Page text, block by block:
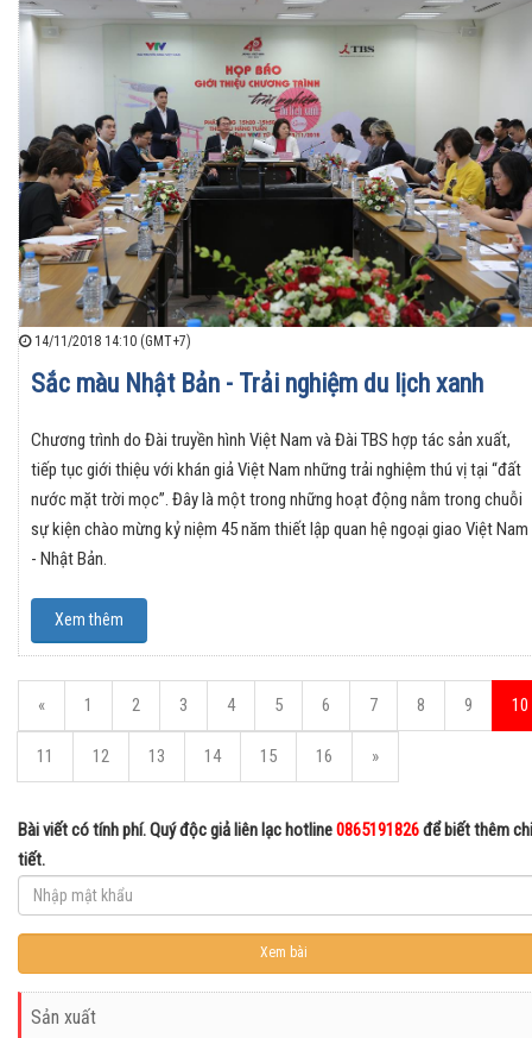
14/11/2018 14:10 (GMT+7)
Sắc màu Nhật Bản - Trải nghiệm du lịch xanh
Chương trình do Đài truyền hình Việt Nam và Đài TBS hợp tác sản xuất,
tiếp tục giới thiệu với khán giả Việt Nam những trải nghiệm thú vị tại “đất
nước mặt trời mọc”. Đây là một trong những hoạt động nằm trong chuỗi
sự kiện chào mừng kỷ niệm 45 năm thiết lập quan hệ ngoại giao Việt Nam
- Nhật Bản.
Xem thêm
« 1 2 3 4 5 6 7 8 9 10
11 12 13 14 15 16 »
Bài viết có tính phí. Quý độc giả liên lạc hotline0865191826để biết thêm chi
tiết.
Sản xuất